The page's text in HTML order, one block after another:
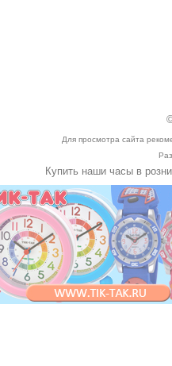
Для просмотра сайта
Купить наши часы в